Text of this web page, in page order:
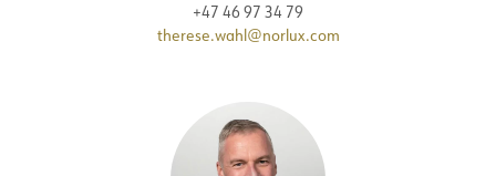
+47 46 97 34 79
therese.wahl@norlux.com